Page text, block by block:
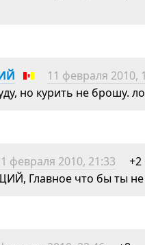
11 февраля 2010,
но курить не брошу.
февраля 2010, 21:33
+2
Главное что бы ты не